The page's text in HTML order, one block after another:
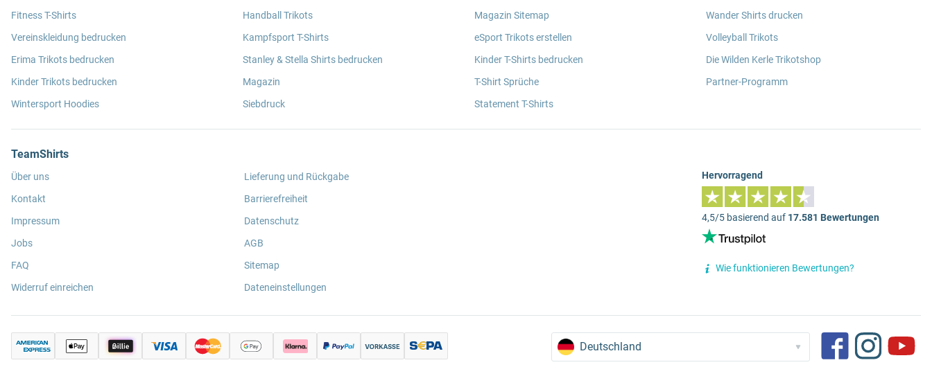
Fitness T-Shirts
Vereinskleidung bedrucken
Erima Trikots bedrucken
Kinder Trikots bedrucken
Wintersport Hoodies
Handball Trikots
Kampfsport T-Shirts
Stanley & Stella Shirts bedrucken
Magazin
Siebdruck
Magazin Sitemap
eSport Trikots erstellen
Kinder T-Shirts bedrucken
T-Shirt Sprüche
Statement T-Shirts
Wander Shirts drucken
Volleyball Trikots
Die Wilden Kerle Trikotshop
Partner-Programm
TeamShirts
Über uns
Kontakt
Impressum
Jobs
FAQ
Widerruf einreichen
Lieferung und Rückgabe
Barrierefreiheit
Datenschutz
AGB
Sitemap
Dateneinstellungen
Hervorragend
4,5/5 basierend auf 17.581 Bewertungen
Wie funktionieren Bewertungen?
Deutschland